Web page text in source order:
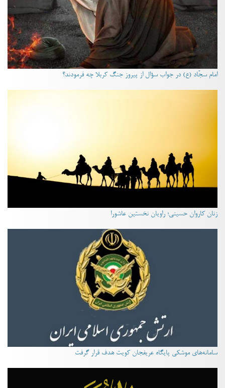
امام سجّاد (ع) در جواب سؤال از پیروز جنگ کربلا چه فرمودند؟
زنان کاروان حسینی؛ راویان نخستین عاشورا
سامانه‌های موشکی پایگاه عریفجان کویت هدف قرار گرفت